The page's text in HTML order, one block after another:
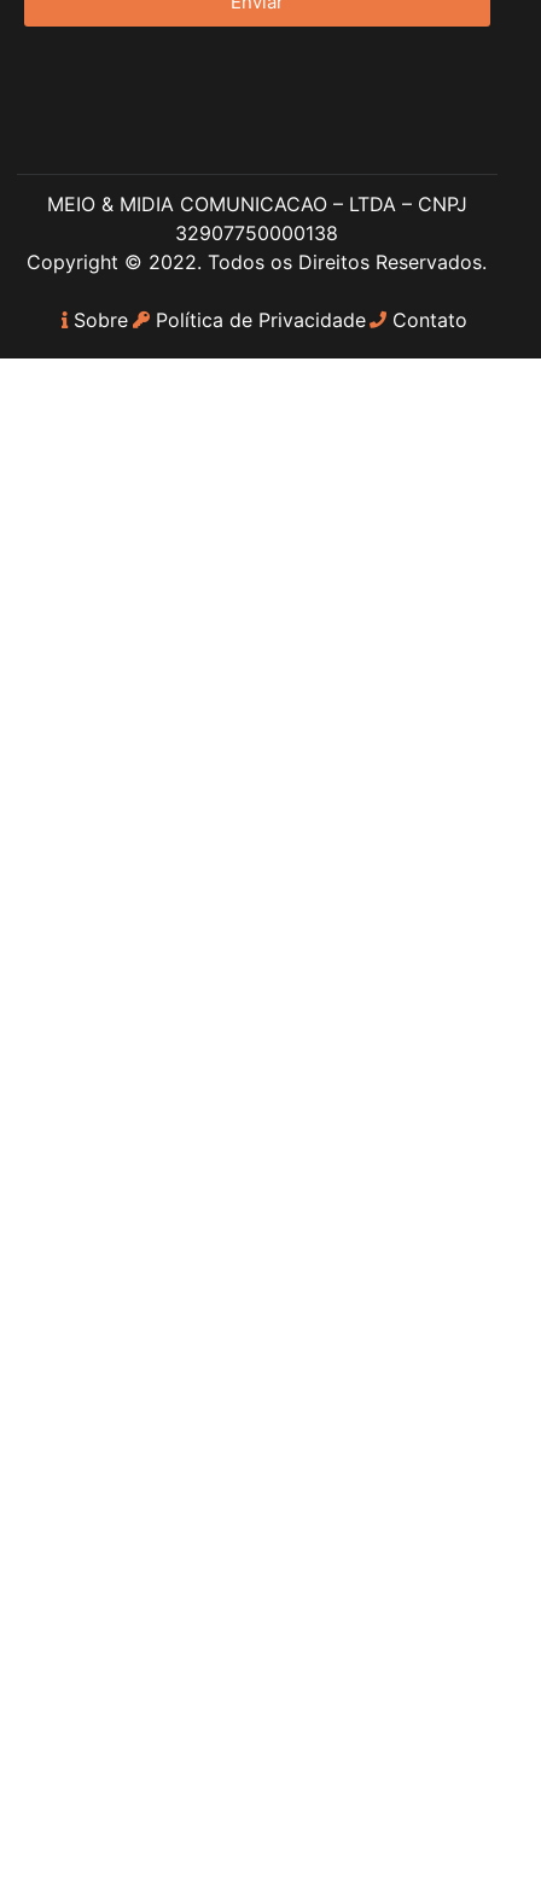
MEIO & MIDIA COMUNICACAO – LTDA – CNPJ
32907750000138
Copyright © 2022. Todos os Direitos Reservados.
Sobre Política de Privacidade Contato